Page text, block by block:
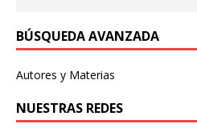
BÚSQUEDA AVANZADA
Autores y Materias
NUESTRAS REDES